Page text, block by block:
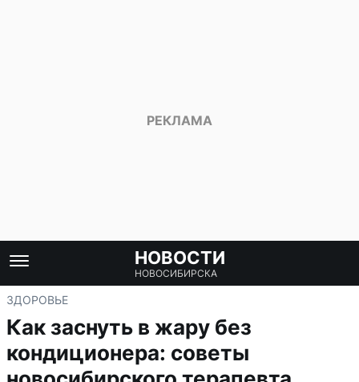
НОВОСТИ
НОВОСИБИРСКА
ЗДОРОВЬЕ
Как заснуть в жару без
кондиционера: советы